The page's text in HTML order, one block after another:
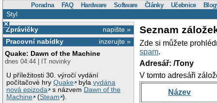
Poradna FAQ Hardware Software Články Učebnice
Styl
×
napište »
Zprávičky
inzerujte »
Pracovní nabídky
Quake: Dawn of the Machine
dnes 04:44 | IT novinky
U příležitosti 30. výročí vydání
počítačové hryQuake bylavydána
nová epizoda
s názvem Dawn of the
Machine
(Steam ).
Seznam
Zde si můžete
spam.
Adresář: /Tony
V tomto adresáři
Název